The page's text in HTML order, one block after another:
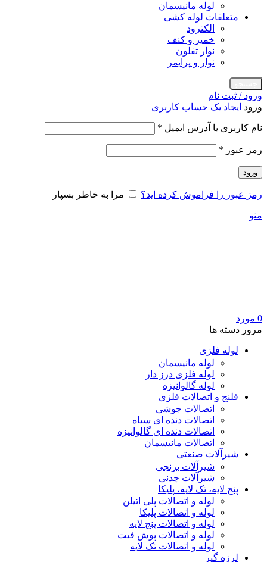
لوله مانیسمان
متعلقات لوله کشی
الکترود
خمیر و کنف
نوار تفلون
نوار و پرایمر
ورود / ثبت نام
ورود ایجاد یک حساب کاربری
نام کاربری یا آدرس ایمیل *
رمز عبور *
ورود
رمز عبور را فراموش کرده اید؟ مرا به خاطر بسپار
منو
0 مورد
مرور دسته ها
لوله فلزی
لوله مانیسمان
لوله فلزی درز دار
لوله گالوانیزه
فلنج و اتصالات فلزی
اتصالات جوشی
اتصالات دنده ای سیاه
اتصالات دنده ای گالوانیزه
اتصالات مانیسمان
شیرآلات صنعتی
شیرآلات برنجی
شیرآلات چدنی
پنج لایه، تک لایه، پلیکا
لوله و اتصالات پلی اتیلن
لوله و اتصالات پلیکا
لوله و اتصالات پنج لایه
لوله و اتصالات پوش فیت
لوله و اتصالات تک لایه
لرزه گیر